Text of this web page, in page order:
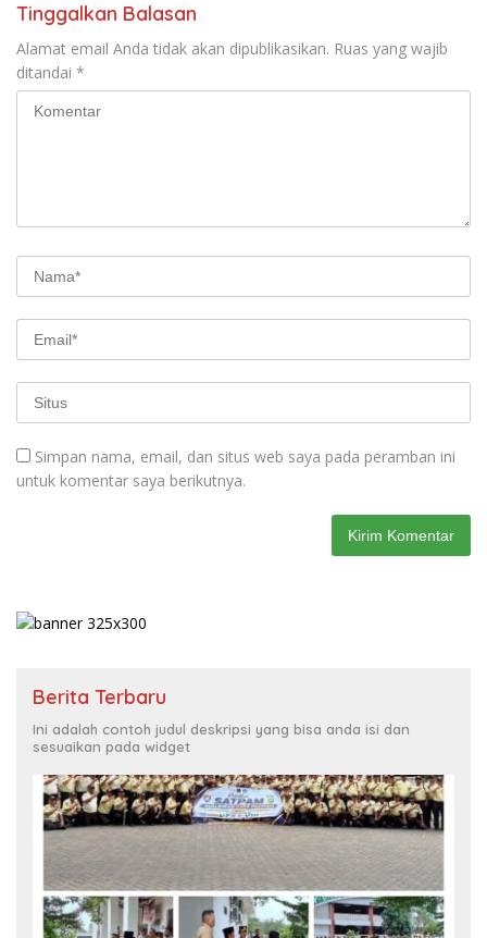
Tinggalkan Balasan
Alamat email Anda tidak akan dipublikasikan. Ruas yang wajib
ditandai *
Simpan nama, email, dan situs web saya pada peramban ini
untuk komentar saya berikutnya.
Berita Terbaru
Ini adalah contoh judul deskripsi yang bisa anda isi dan
sesuaikan pada widget